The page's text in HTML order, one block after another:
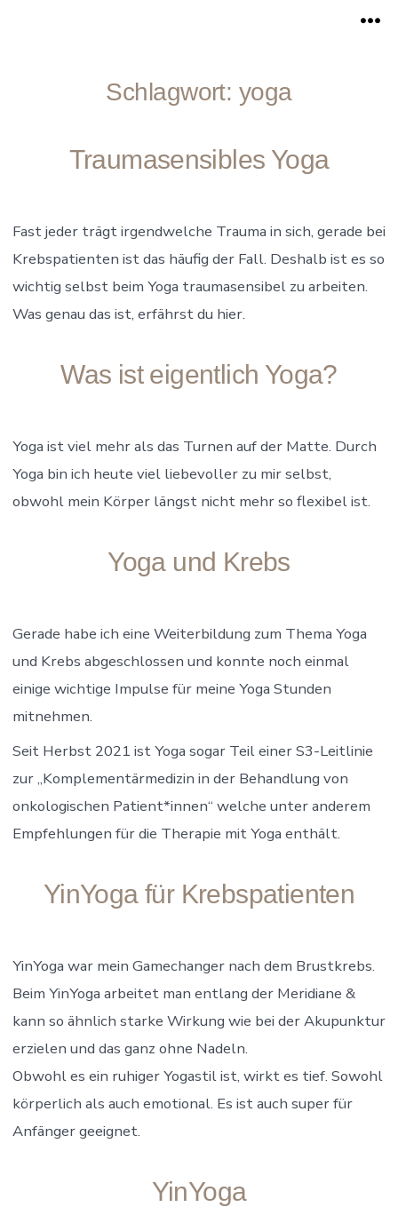
Schlagwort: yoga
Traumasensibles Yoga
Fast jeder trägt irgendwelche Trauma in sich, gerade bei
Krebspatienten ist das häufig der Fall. Deshalb ist es so
wichtig selbst beim Yoga traumasensibel zu arbeiten.
Was genau das ist, erfährst du hier.
Was ist eigentlich Yoga?
Yoga ist viel mehr als das Turnen auf der Matte. Durch
Yoga bin ich heute viel liebevoller zu mir selbst,
obwohl mein Körper längst nicht mehr so flexibel ist.
Yoga und Krebs
Gerade habe ich eine Weiterbildung zum Thema Yoga
und Krebs abgeschlossen und konnte noch einmal
einige wichtige Impulse für meine Yoga Stunden
mitnehmen.
Seit Herbst 2021 ist Yoga sogar Teil einer S3-Leitlinie
zur „Komplementärmedizin in der Behandlung von
onkologischen Patient*innen“ welche unter anderem
Empfehlungen für die Therapie mit Yoga enthält.
YinYoga für Krebspatienten
YinYoga war mein Gamechanger nach dem Brustkrebs.
Beim YinYoga arbeitet man entlang der Meridiane &
kann so ähnlich starke Wirkung wie bei der Akupunktur
erzielen und das ganz ohne Nadeln.
Obwohl es ein ruhiger Yogastil ist, wirkt es tief. Sowohl
körperlich als auch emotional. Es ist auch super für
Anfänger geeignet.
YinYoga